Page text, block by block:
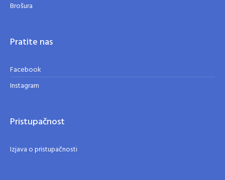
Brošura
Pratite nas
Facebook
Instagram
Pristupačnost
Izjava o pristupačnosti